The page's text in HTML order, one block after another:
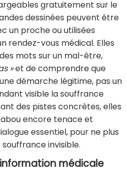
gratuitement sur le
dessinées peuvent être
un proche ou utilisées
rendez-vous médical. Elles
mots sur un mal-être,
»et de comprendre que
démarche légitime, pas un
visible la souffrance
des pistes concrètes, elles
encore tenace et
essentiel, pour ne plus
invisible.
médicale